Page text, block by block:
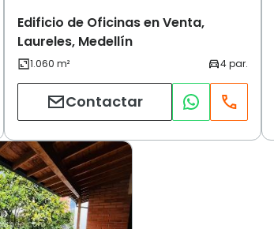
Edificio de Oficinas en Venta,
Laureles, Medellín
Contactar